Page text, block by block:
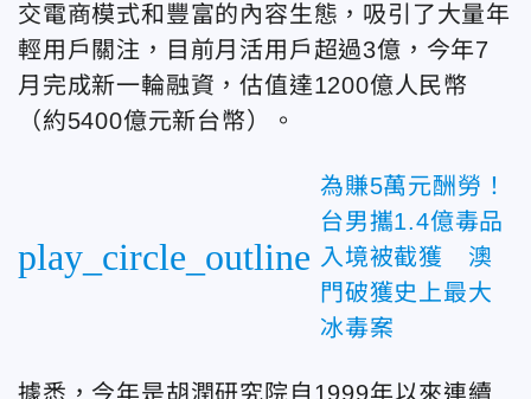
交電商模式和豐富的內容生態，吸引了大量年
輕用戶關注，目前月活用戶超過3億，今年7
月完成新一輪融資，估值達1200億人民幣
（約5400億元新台幣）。
play_circle_outline
為賺5萬元酬勞！
台男攜1.4億毒品
入境被截獲 澳
門破獲史上最大
冰毒案
據悉，今年是胡潤研究院自1999年以來連續